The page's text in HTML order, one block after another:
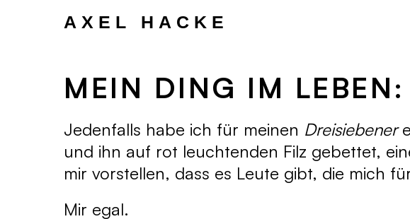
AXEL HACKE
MEIN DING IM
Jedenfalls habe ich für meinen Dreisiebener
und ihn auf rot leuchtenden Filz gebettet,
mir vorstellen, dass es Leute gibt, die mich
Mir egal.